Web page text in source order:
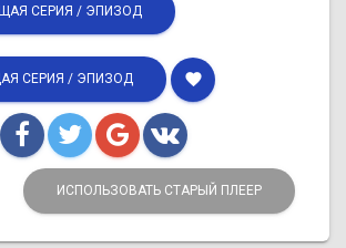
СЕРИЯ / ЭПИЗОД
СЕРИЯ / ЭПИЗОД favorite
ИСПОЛЬЗОВАТЬ СТАРЫЙ ПЛЕЕР